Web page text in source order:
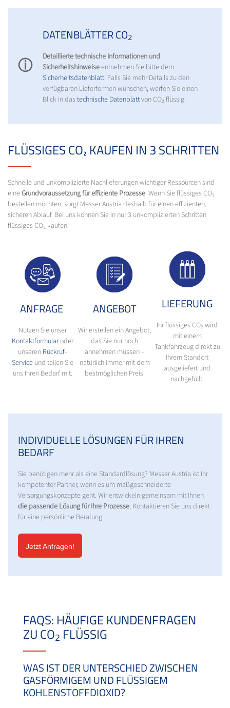
ⓘ
DATENBLÄTTER CO2
Detaillierte technische Informationen und
Sicherheitshinweiseentnehmen Sie bitte dem
Sicherheitsdatenblatt. Falls Sie mehr Details zu den
verfügbaren Lieferformen wünschen, werfen Sie einen
Blick in das technische Datenblattvon CO₂ flüssig.
FLÜSSIGES CO₂ KAUFEN IN 3 SCHRITTEN
Schnelle und unkomplizierte Nachlieferungen wichtiger Ressourcen sind
eineGrundvoraussetzung für effiziente Prozesse. Wenn Sie flüssiges CO₂
bestellen möchten, sorgt Messer Austria deshalb für einen effizienten,
sicheren Ablauf. Bei uns können Sie in nur 3 unkomplizierten Schritten
flüssiges CO₂ kaufen.
ANFRAGE
Nutzen Sie unser
Kontaktformularoder
unseren Rückruf-
Serviceund teilen Sie
uns Ihren Bedarf mit.
ANGEBOT
Wir erstellen ein Angebot,
das Sie nur noch
annehmen müssen –
natürlich immer mit dem
bestmöglichen Preis.
LIEFERUNG
Ihr flüssiges CO₂ wird
mit einem
Tankfahrzeug direkt zu
Ihrem Standort
ausgeliefert und
nachgefüllt.
INDIVIDUELLE LÖSUNGEN FÜR IHREN
BEDARF
Sie benötigen mehr als eine Standardlösung? Messer Austria ist Ihr
kompetenter Partner, wenn es um maßgeschneiderte
Versorgungskonzepte geht. Wir entwickeln gemeinsam mit Ihnen
die passende Lösung für Ihre Prozesse. Kontaktieren Sie uns direkt
für eine persönliche Beratung.
Jetzt Anfragen!
FAQS: HÄUFIGE KUNDENFRAGEN
ZU CO2 FLÜSSIG
WAS IST DER UNTERSCHIED ZWISCHEN
GASFÖRMIGEM UND FLÜSSIGEM
KOHLENSTOFFDIOXID?